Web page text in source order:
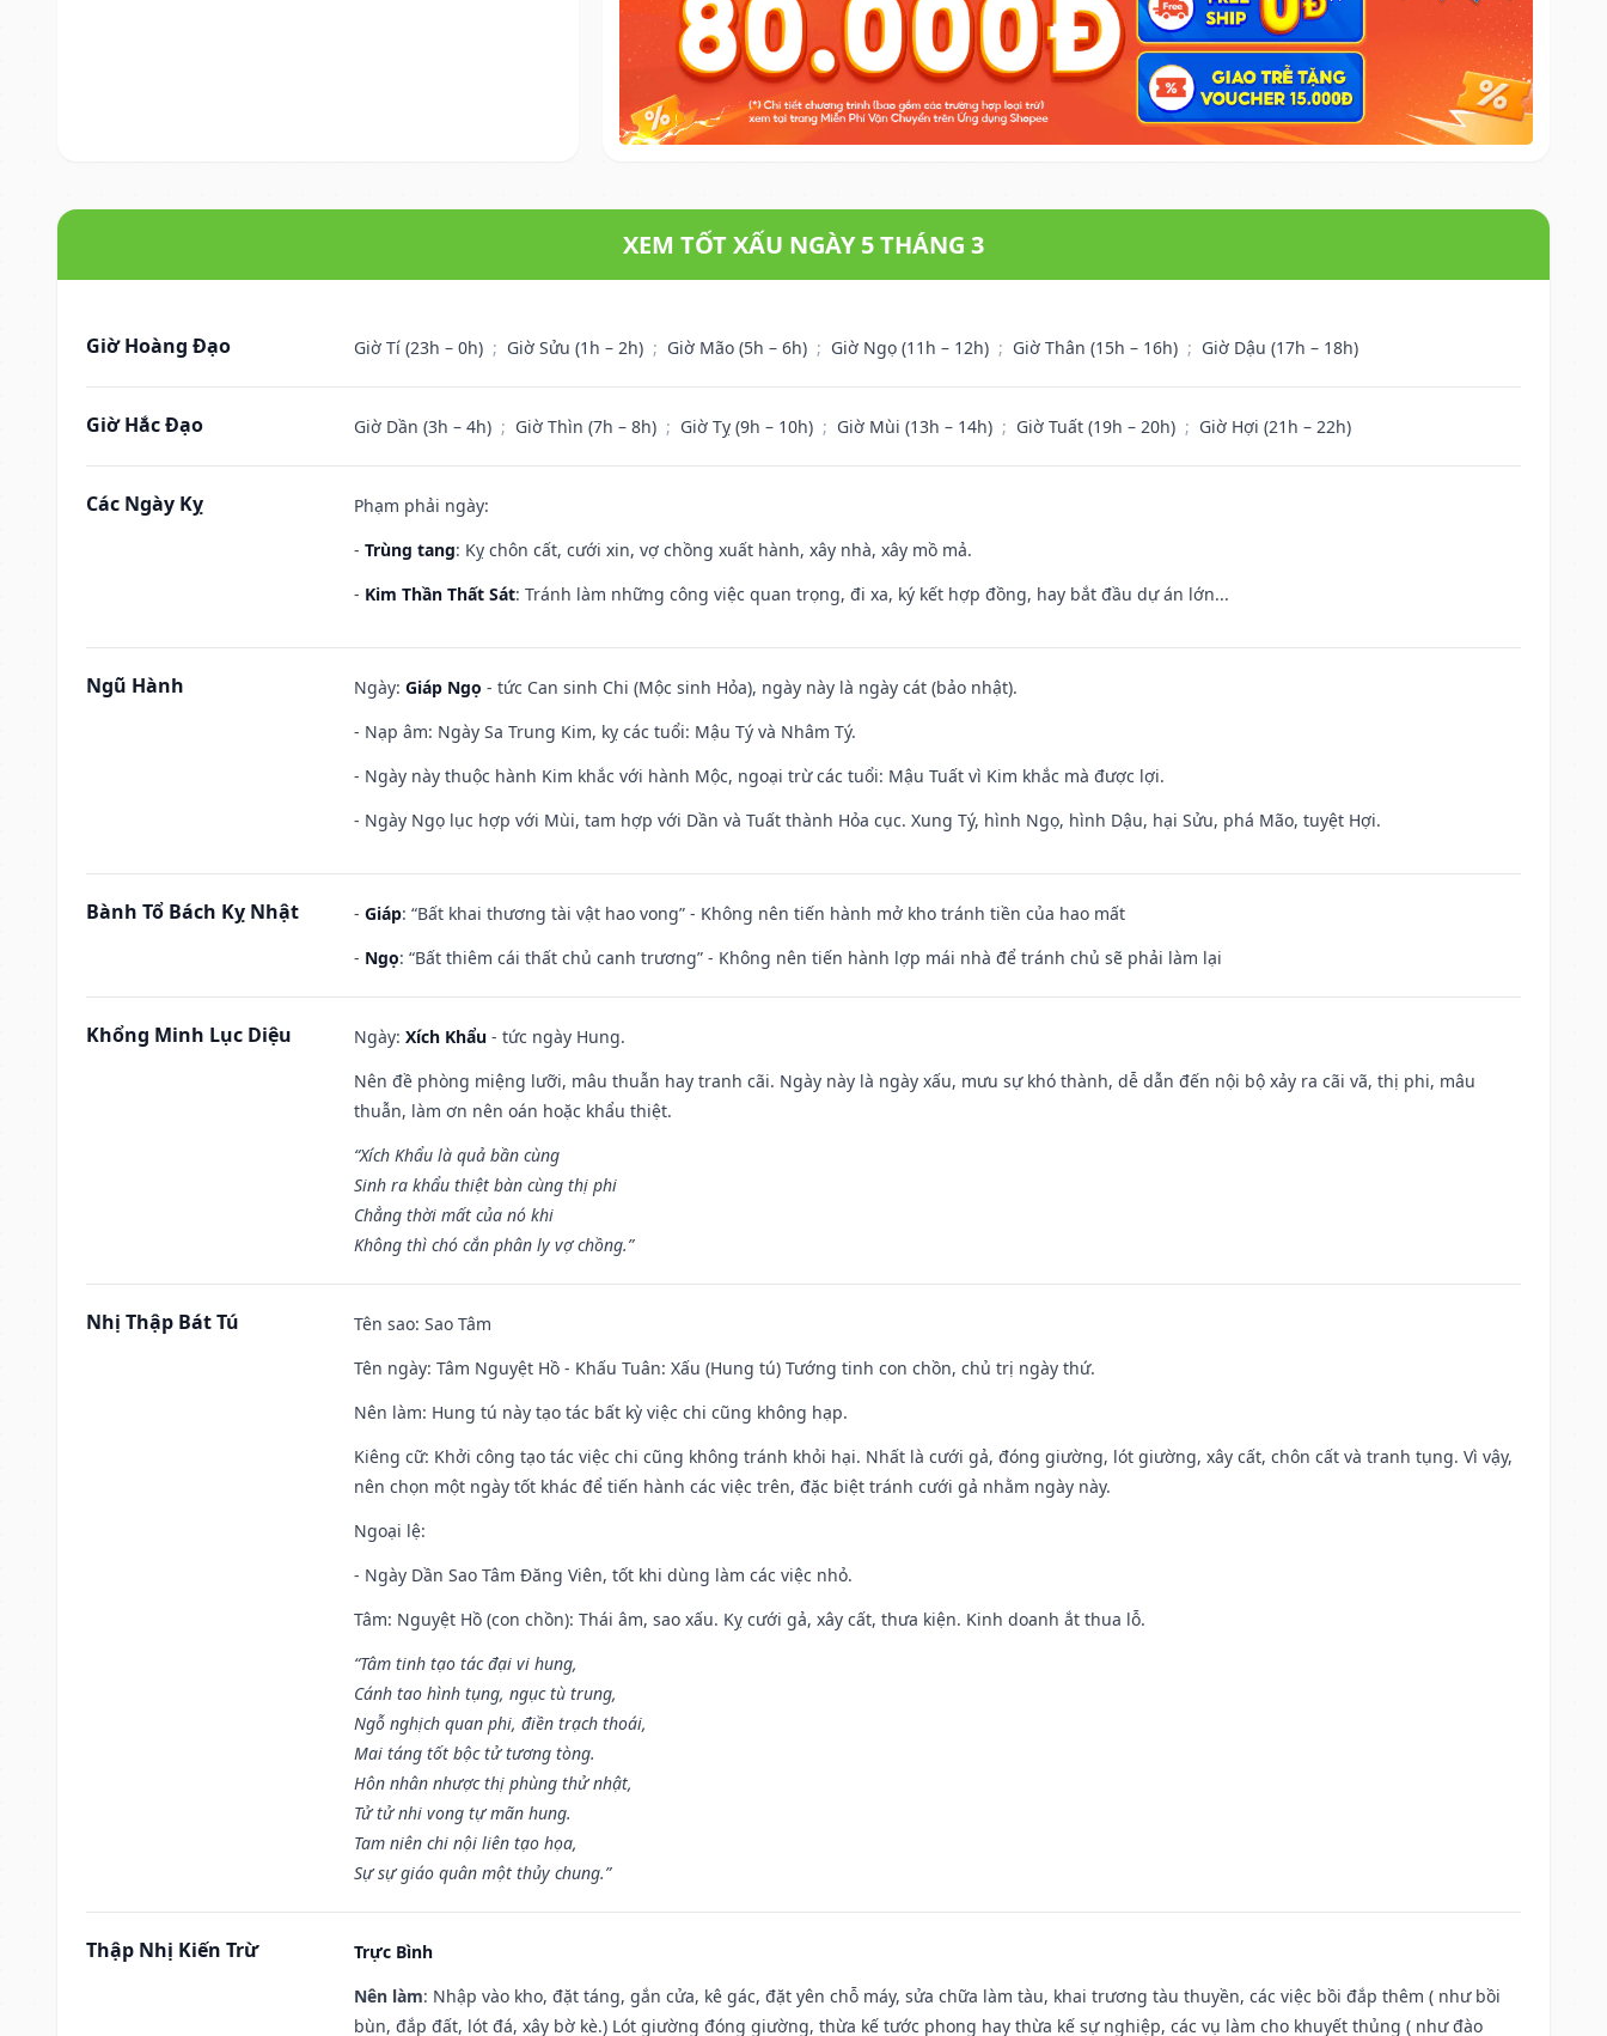
XEM TỐT XẤU NGÀY 5 THÁNG 3
Giờ Hoàng Đạo Giờ Tí (23h – 0h) ; Giờ Sửu (1h – 2h) ; Giờ Mão (5h – 6h) ; Giờ Ngọ (11h – 12h) ; Giờ Thân (15h – 16h) ; Giờ Dậu (17h – 18h)
Giờ Hắc Đạo Giờ Dần (3h – 4h) ; Giờ Thìn (7h – 8h) ; Giờ Tỵ (9h – 10h) ; Giờ Mùi (13h – 14h) ; Giờ Tuất (19h – 20h) ; Giờ Hợi (21h – 22h)
Các Ngày Kỵ
Phạm phải ngày:
- Trùng tang: Kỵ chôn cất, cưới xin, vợ chồng xuất hành, xây nhà, xây mồ mả.
- Kim Thần Thất Sát: Tránh làm những công việc quan trọng, đi xa, ký kết hợp đồng, hay bắt đầu dự án lớn...
Ngũ Hành Ngày: Giáp Ngọ - tức Can sinh Chi (Mộc sinh Hỏa), ngày này là ngày cát (bảo nhật).
- Nạp âm: Ngày Sa Trung Kim, kỵ các tuổi: Mậu Tý và Nhâm Tý.
- Ngày này thuộc hành Kim khắc với hành Mộc, ngoại trừ các tuổi: Mậu Tuất vì Kim khắc mà được lợi.
- Ngày Ngọ lục hợp với Mùi, tam hợp với Dần và Tuất thành Hỏa cục. Xung Tý, hình Ngọ, hình Dậu, hại Sửu, phá Mão, tuyệt Hợi.
Bành Tổ Bách Kỵ Nhật - Giáp: “Bất khai thương tài vật hao vong” - Không nên tiến hành mở kho tránh tiền của hao mất
- Ngọ: “Bất thiêm cái thất chủ canh trương” - Không nên tiến hành lợp mái nhà để tránh chủ sẽ phải làm lại
Khổng Minh Lục Diệu Ngày: Xích Khẩu - tức ngày Hung.
Nên đề phòng miệng lưỡi, mâu thuẫn hay tranh cãi. Ngày này là ngày xấu, mưu sự khó thành, dễ dẫn đến nội bộ xảy ra cãi vã, thị phi, mâu
thuẫn, làm ơn nên oán hoặc khẩu thiệt.
“Xích Khẩu là quả bần cùng
Sinh ra khẩu thiệt bàn cùng thị phi
Chẳng thời mất của nó khi
Không thì chó cắn phân ly vợ chồng.”
Nhị Thập Bát Tú Tên sao: Sao Tâm
Tên ngày: Tâm Nguyệt Hồ - Khấu Tuân: Xấu (Hung tú) Tướng tinh con chồn, chủ trị ngày thứ.
Nên làm: Hung tú này tạo tác bất kỳ việc chi cũng không hạp.
Kiêng cữ: Khởi công tạo tác việc chi cũng không tránh khỏi hại. Nhất là cưới gả, đóng giường, lót giường, xây cất, chôn cất và tranh tụng. Vì vậy,
nên chọn một ngày tốt khác để tiến hành các việc trên, đặc biệt tránh cưới gả nhằm ngày này.
Ngoại lệ:
- Ngày Dần Sao Tâm Đăng Viên, tốt khi dùng làm các việc nhỏ.
Tâm: Nguyệt Hồ (con chồn): Thái âm, sao xấu. Kỵ cưới gả, xây cất, thưa kiện. Kinh doanh ắt thua lỗ.
“Tâm tinh tạo tác đại vi hung,
Cánh tao hình tụng, ngục tù trung,
Ngỗ nghịch quan phi, điền trạch thoái,
Mai táng tốt bộc tử tương tòng.
Hôn nhân nhược thị phùng thử nhật,
Tử tử nhi vong tự mãn hung.
Tam niên chi nội liên tạo họa,
Sự sự giáo quân một thủy chung.”
Thập Nhị Kiến Trừ
Trực Bình
Nên làm: Nhập vào kho, đặt táng, gắn cửa, kê gác, đặt yên chỗ máy, sửa chữa làm tàu, khai trương tàu thuyền, các việc bồi đắp thêm ( như bồi
bùn, đắp đất, lót đá, xây bờ kè.) Lót giường đóng giường, thừa kế tước phong hay thừa kế sự nghiệp, các vụ làm cho khuyết thủng ( như đào